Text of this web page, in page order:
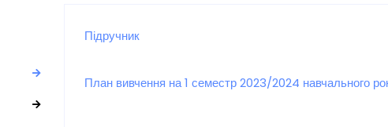
Підручник
План вивчення на 1 семестр 2023/2024 навчального